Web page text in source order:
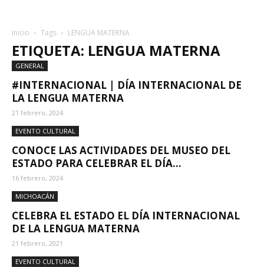
Inicio Tags LENGUA MATERNA
ETIQUETA: LENGUA MATERNA
GENERAL
#INTERNACIONAL | DÍA INTERNACIONAL DE
LA LENGUA MATERNA
21 febrero, 2024
EVENTO CULTURAL
CONOCE LAS ACTIVIDADES DEL MUSEO DEL
ESTADO PARA CELEBRAR EL DÍA...
16 febrero, 2024
MICHOACÁN
CELEBRA EL ESTADO EL DÍA INTERNACIONAL
DE LA LENGUA MATERNA
21 febrero, 2021
EVENTO CULTURAL